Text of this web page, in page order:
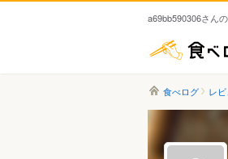
a69bb590306さん
食べログ レ